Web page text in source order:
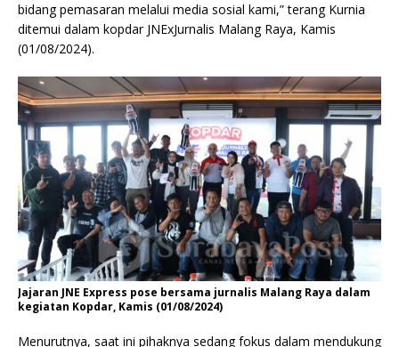
bidang pemasaran melalui media sosial kami,” terang Kurnia
ditemui dalam kopdar JNExJurnalis Malang Raya, Kamis
(01/08/2024).
Jajaran JNE Express pose bersama jurnalis Malang Raya dalam
kegiatan Kopdar, Kamis (01/08/2024)
Menurutnya, saat ini pihaknya sedang fokus dalam mendukung